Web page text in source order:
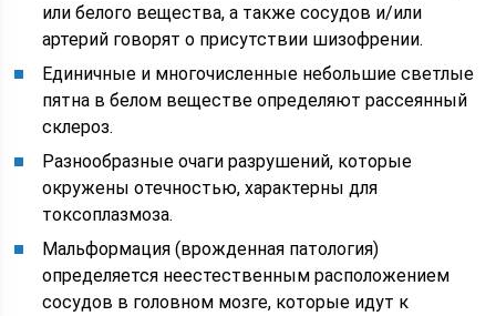
или белого вещества, а также сосудов и/или
артерий говорят о присутствии шизофрении.
Единичные и многочисленные небольшие светлые
пятна в белом веществе определяют рассеянный
склероз.
Разнообразные очаги разрушений, которые
окружены отечностью, характерны для
токсоплазмоза.
Мальформация (врожденная патология)
определяется неестественным расположением
сосудов в головном мозге, которые идут к